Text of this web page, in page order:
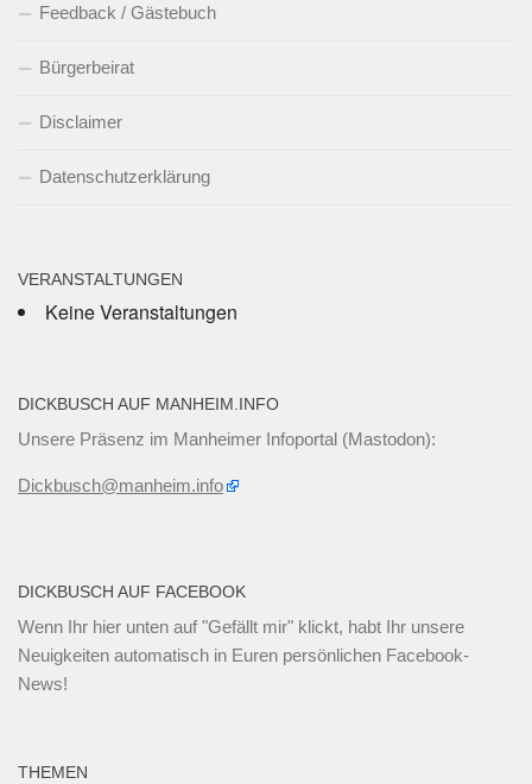
Feedback / Gästebuch
Bürgerbeirat
Disclaimer
Datenschutzerklärung
VERANSTALTUNGEN
Keine Veranstaltungen
DICKBUSCH AUF MANHEIM.INFO
Unsere Präsenz im Manheimer Infoportal (Mastodon):
Dickbusch@manheim.info
DICKBUSCH AUF FACEBOOK
Wenn Ihr hier unten auf "Gefällt mir" klickt, habt Ihr unsere
Neuigkeiten automatisch in Euren persönlichen Facebook-
News!
THEMEN